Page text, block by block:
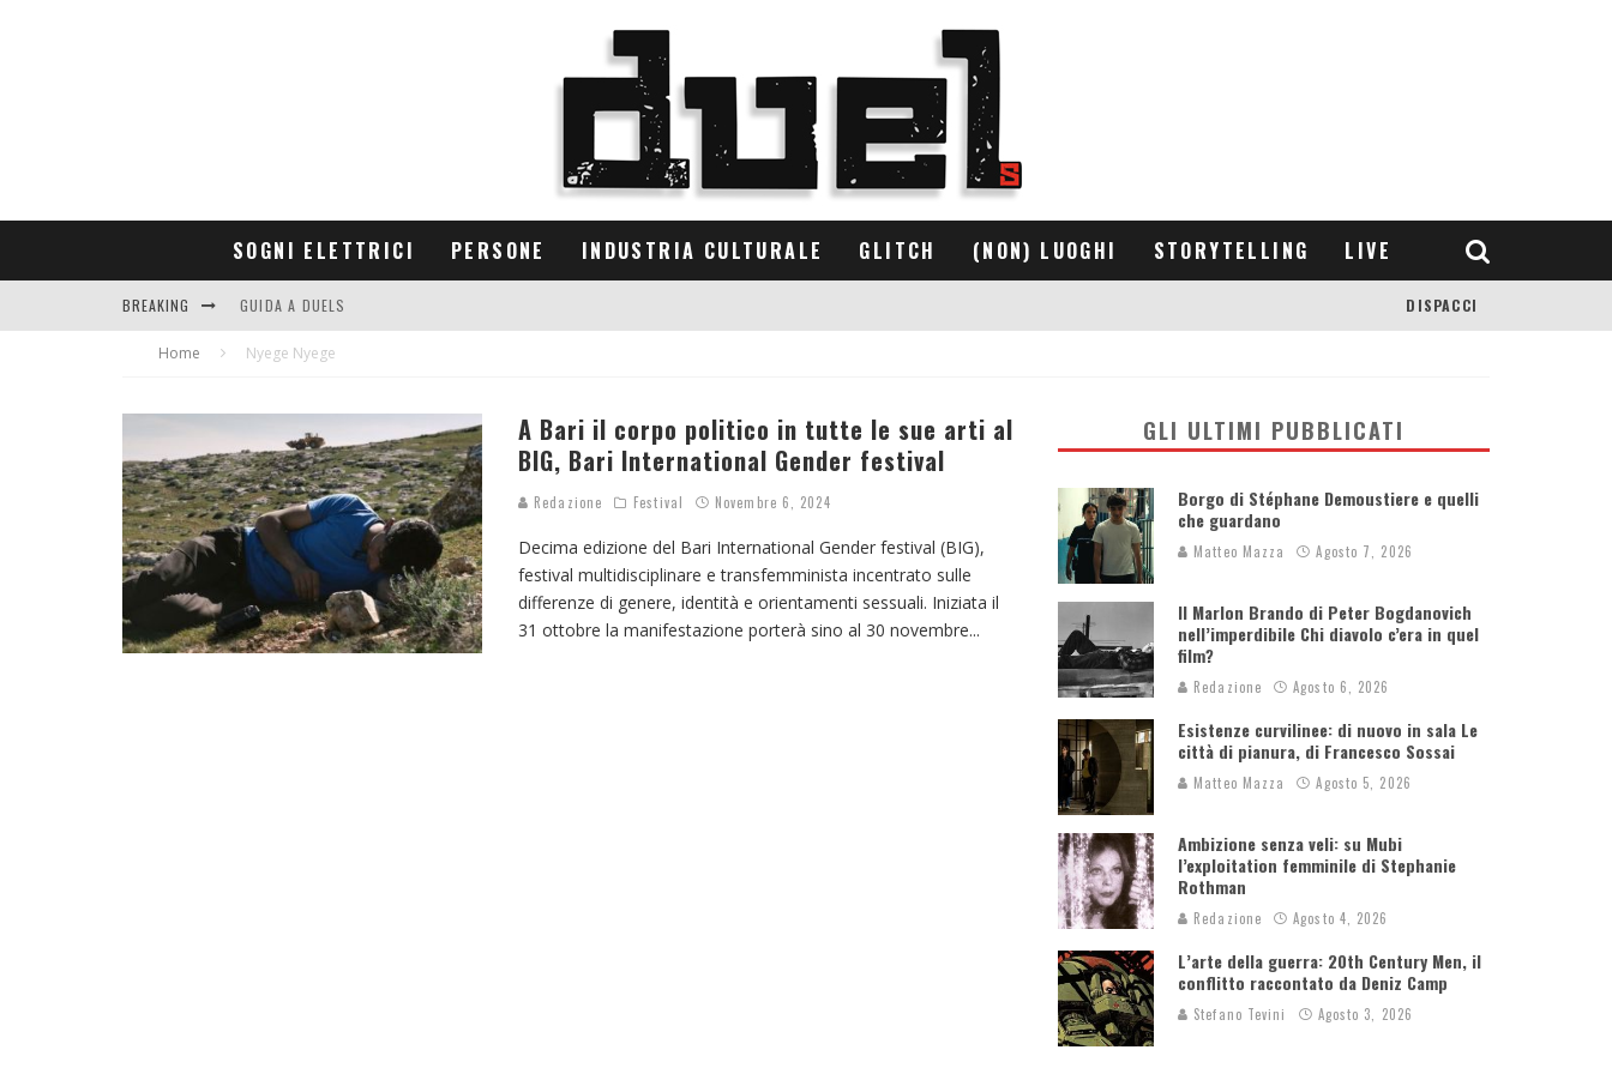
SOGNI ELETTRICI PERSONE INDUSTRIA CULTURALE GLITCH (NON) LUOGHI STORYTELLING LIVE
BREAKING GUIDA A DUELS
CONTRIBUTORS
DISPACCI
Home Nyege Nyege
A Bari il corpo politico in tutte le sue arti al
BIG, Bari International Gender festival
Redazione Festival Novembre 6, 2024
Decima edizione del Bari International Gender festival (BIG),
festival multidisciplinare e transfemminista incentrato sulle
differenze di genere, identità e orientamenti sessuali. Iniziata il
31 ottobre la manifestazione porterà sino al 30 novembre...
GLI ULTIMI PUBBLICATI
Borgo di Stéphane Demoustiere e quelli
che guardano
Matteo Mazza Agosto 7, 2026
Il Marlon Brando di Peter Bogdanovich
nell’imperdibile Chi diavolo c’era in quel
film?
Redazione Agosto 6, 2026
Esistenze curvilinee: di nuovo in sala Le
città di pianura, di Francesco Sossai
Matteo Mazza Agosto 5, 2026
Ambizione senza veli: su Mubi
l’exploitation femminile di Stephanie
Rothman
Redazione Agosto 4, 2026
L’arte della guerra: 20th Century Men, il
conflitto raccontato da Deniz Camp
Stefano Tevini Agosto 3, 2026